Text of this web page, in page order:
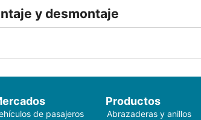
y desmontaje
de pasajeros
Productos
Abrazaderas y anillos